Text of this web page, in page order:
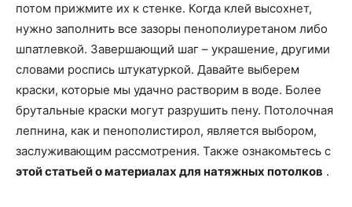
потом прижмите их к стенке. Когда клей высохнет,
нужно заполнить все зазоры пенополиуретаном либо
шпатлевкой. Завершающий шаг – украшение, другими
словами роспись штукатуркой. Давайте выберем
краски, которые мы удачно растворим в воде. Более
брутальные краски могут разрушить пену. Потолочная
лепнина, как и пенополистирол, является выбором,
заслуживающим рассмотрения. Также ознакомьтесь с
этой статьей о материалах для натяжных потолков .